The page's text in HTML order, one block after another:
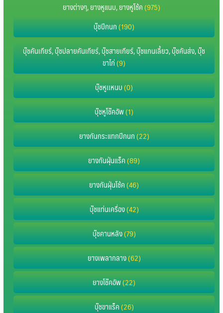
ยางต่างๆ, ยางหูแนบ, ยางหูโช้ค(975)
บุ๊ชปีกนก(190)
บุ๊ชคันเกียร์, บุ๊ชปลายคันเกียร์, บุ๊ชสายเกียร์, บุ๊ชแกนเลี้ยว, บุ๊ชคันส่ง, บุ๊ช
ขาไก่(9)
บุ๊ชหูเเหนบ(0)
บุ๊ชหูโช๊คอัพ(1)
ยางกันกระแทกปีกนก(22)
ยางกันฝุ่นแร็ค(89)
ยางกันฝุ่นโช้ค(46)
บุ๊ชแท่นเครื่อง(42)
บุ๊ชคานหลัง(79)
ยางเพลากลาง(62)
ยางโช๊คอัพ(22)
บุ๊ชขาแร็ค(26)